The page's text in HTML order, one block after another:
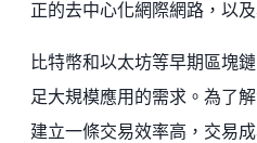
正的去中心化網際網路，以
比特幣和以太坊等早期區塊
足大規模應用的需求。為了
建立一條交易效率高，交易